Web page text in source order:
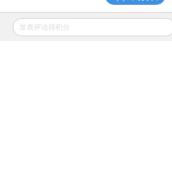
财新移动
发表评论得积分